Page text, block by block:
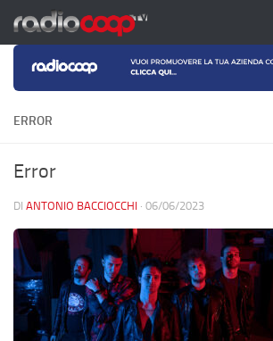
Salta al contenuto
ERROR
Error
DI ANTONIO BACCIOCCHI · 06/06/2023